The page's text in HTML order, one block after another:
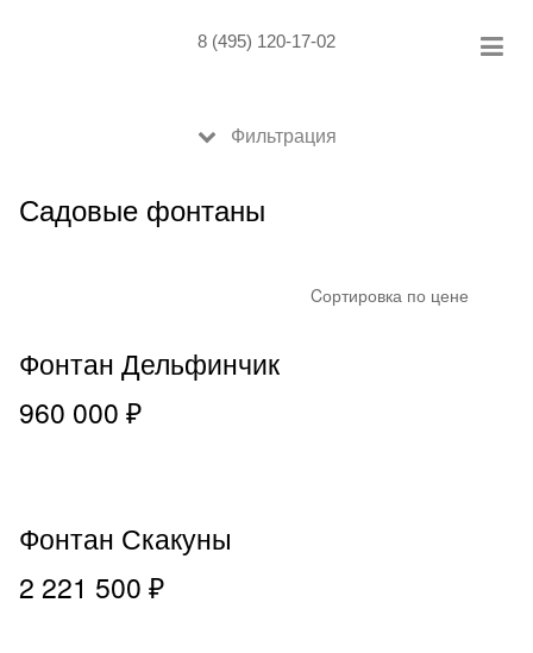
8 (495) 120-17-02
Фильтрация
Садовые фонтаны
Cортировка по цене
Фонтан Дельфинчик
960 000 ₽
Фонтан Скакуны
2 221 500 ₽